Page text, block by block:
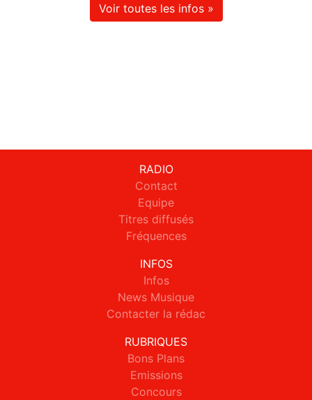
Voir toutes les infos »
RADIO
Contact
Equipe
Titres diffusés
Fréquences
INFOS
Infos
News Musique
Contacter la rédac
RUBRIQUES
Bons Plans
Emissions
Concours